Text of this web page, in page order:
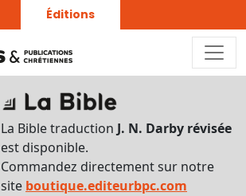
Éditions
La Bible traduction J. N. Darby révisée
est disponible.
Commandez directement sur notre
site boutique.editeurbpc.com